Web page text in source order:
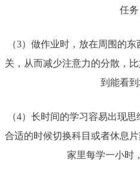
任务
（3）做作业时，放在周围的
关，从而减少注意力的分散，
到能看到
（4）长时间的学习容易出现
合适的时候切换科目或者休息
家里每学一小时